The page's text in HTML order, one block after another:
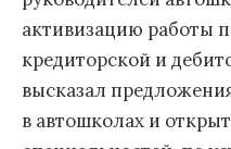
активизацию работы
кредиторской и
высказал
в автошколах и